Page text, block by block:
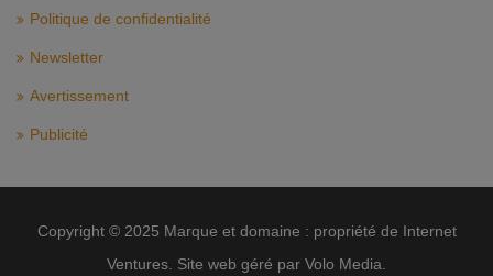
Politique de confidentialité
Newsletter
Avertissement
Publicité
Copyright © 2025 Marque et domaine : propriété de Internet
Ventures. Site web géré par Volo Media.